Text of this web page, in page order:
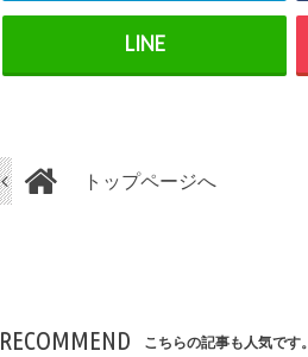
トップページへ
RECOMMEND こちらの記事も人気です。